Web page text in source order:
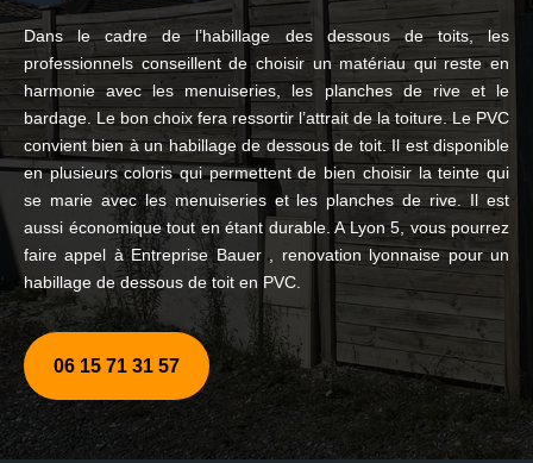
Dans le cadre de l’habillage des dessous de toits, les
professionnels conseillent de choisir un matériau qui reste en
harmonie avec les menuiseries, les planches de rive et le
bardage. Le bon choix fera ressortir l’attrait de la toiture. Le PVC
convient bien à un habillage de dessous de toit. Il est disponible
en plusieurs coloris qui permettent de bien choisir la teinte qui
se marie avec les menuiseries et les planches de rive. Il est
aussi économique tout en étant durable. A Lyon 5, vous pourrez
faire appel à Entreprise Bauer , renovation lyonnaise pour un
habillage de dessous de toit en PVC.
06 15 71 31 57